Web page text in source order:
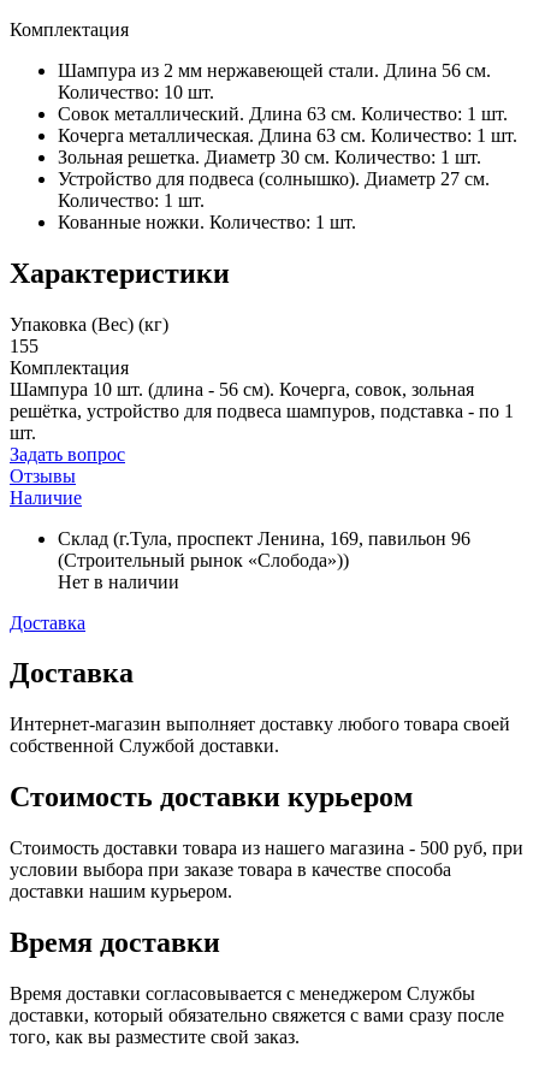
Комплектация
Шампура из 2 мм нержавеющей стали. Длина 56 см.
Количество: 10 шт.
Совок металлический. Длина 63 см. Количество: 1 шт.
Кочерга металлическая. Длина 63 см. Количество: 1 шт.
Зольная решетка. Диаметр 30 см. Количество: 1 шт.
Устройство для подвеса (солнышко). Диаметр 27 см.
Количество: 1 шт.
Кованные ножки. Количество: 1 шт.
Характеристики
Упаковка (Вес) (кг)
155
Комплектация
Шампура 10 шт. (длина - 56 см). Кочерга, совок, зольная
решётка, устройство для подвеса шампуров, подставка - по 1
шт.
Задать вопрос
Отзывы
Наличие
Склад (г.Тула, проспект Ленина, 169, павильон 96
(Строительный рынок «Слобода»))
Нет в наличии
Доставка
Доставка
Интернет-магазин выполняет доставку любого товара своей
собственной Службой доставки.
Стоимость доставки курьером
Стоимость доставки товара из нашего магазина - 500 руб, при
условии выбора при заказе товара в качестве способа
доставки нашим курьером.
Время доставки
Время доставки согласовывается с менеджером Службы
доставки, который обязательно свяжется с вами сразу после
того, как вы разместите свой заказ.